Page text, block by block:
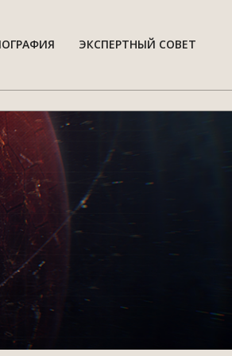
ЭКСПЕРТНЫЙ СОВЕТ